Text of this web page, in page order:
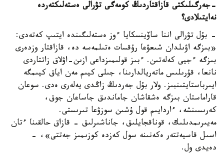
-جەرگىلىكتى قازاقتاردىڭ كومەگى تۋرالى ەستەلىكتەردە
نەايتىلادى؟
- بۇل تۋرالى اننا ساۆينسكايا ءوز ەستەلىگىندە ايتىپ كەتەدى:
«بىزگە اۋىلدان شىعۋعا رۇقسات ەتىلمەسە دە، قازاقتار وزدەرى
بىزگە ءجيى كەلەتىن. ءبىز قولىمىزداعى ازىن-اۋلاق زاتتاردى
نانعا، قۇرىلىس ماتەريالدارىنا، جىلى كيىم مەن اياق كيىمگە
ايىرباستايتىنبىز. ولار بۇل جەردىڭ زاڭدى يەلەرى ەدى. سوعان
قاراماستان بىزگە ەشقاشان جاماندىق جاساعان جوق،
كەرىسىنشە، ءاردايىم قول ۇشىن سوزۋعا تىرىستى.
مەيىرىمدىلىك، قوناقجايلىق، جاناشىرلىق - قازاق حالقىنا ءتان
اسىل قاسيەتتەر ەكەنىنە سول كەزدە كوزىمىز جەتتى»، -
دەيدى ول.